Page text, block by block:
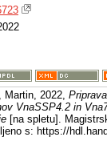
Martin, 2022,
VnaSSP4.2 in
[na spletu].
s: https://